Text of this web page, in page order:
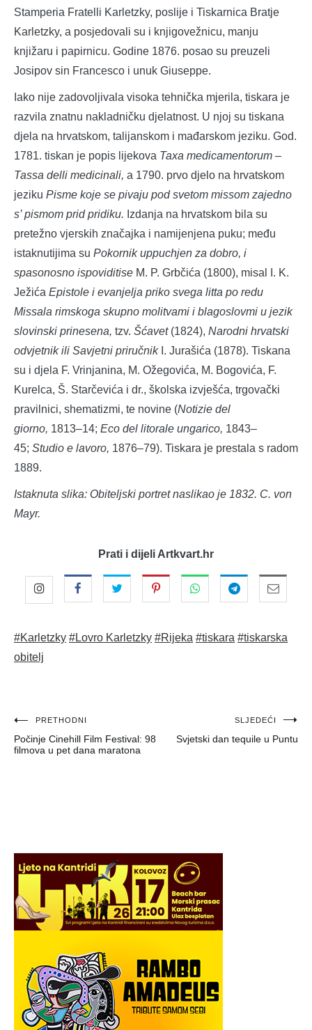
Stamperia Fratelli Karletzky, poslije i Tiskarnica Bratje
Karletzky, a posjedovali su i knjigovežnicu, manju
knjižaru i papirnicu. Godine 1876. posao su preuzeli
Josipov sin Francesco i unuk Giuseppe.
Iako nije zadovoljivala visoka tehnička mjerila, tiskara je
razvila znatnu nakladničku djelatnost. U njoj su tiskana
djela na hrvatskom, talijanskom i mađarskom jeziku. God.
1781. tiskan je popis lijekova Taxa medicamentorum –
Tassa delli medicinali, a 1790. prvo djelo na hrvatskom
jeziku Pisme koje se pivaju pod svetom missom zajedno
s’ pismom prid pridiku. Izdanja na hrvatskom bila su
pretežno vjerskih značajka i namijenjena puku; među
istaknutijima su Pokornik uppuchjen za dobro, i
spasonosno ispoviditise M. P. Grbčića (1800), misal I. K.
Ježića Epistole i evanjelja priko svega litta po redu
Missala rimskoga skupno molitvami i blagoslovmi u jezik
slovinski prinesena, tzv. Šćavet(1824), Narodni hrvatski
odvjetnik ili Savjetni priručnikI. Jurašića (1878). Tiskana
su i djela F. Vrinjanina, M. Ožegovića, M. Bogovića, F.
Kurelca, Š. Starčevića i dr., školska izvješća, trgovački
pravilnici, shematizmi, te novine (Notizie del
giorno, 1813–14; Eco del litorale ungarico, 1843–
45; Studio e lavoro, 1876–79). Tiskara je prestala s radom
1889.
Istaknuta slika: Obiteljski portret naslikao je 1832. C. von
Mayr.
Prati i dijeli Artkvart.hr
#Karletzky #Lovro Karletzky #Rijeka #tiskara #tiskarska
obitelj
Navigacija
objava
PRETHODNI
Počinje Cinehill Film Festival: 98
filmova u pet dana maratona
SLJEDEĆI
Svjetski dan tequile u Puntu